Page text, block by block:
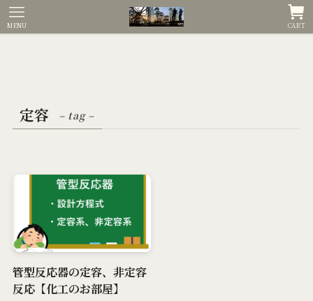
CART
MENU
定容 – tag –
管型反応器の定容、非定容
反応【化工のお部屋】